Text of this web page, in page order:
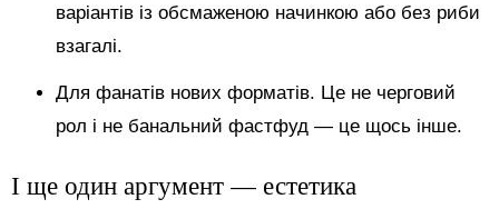
варіантів із обсмаженою начинкою або без риби
взагалі.
Для фанатів нових форматів. Це не черговий
рол і не банальний фастфуд — це щось інше.
І ще один аргумент — естетика